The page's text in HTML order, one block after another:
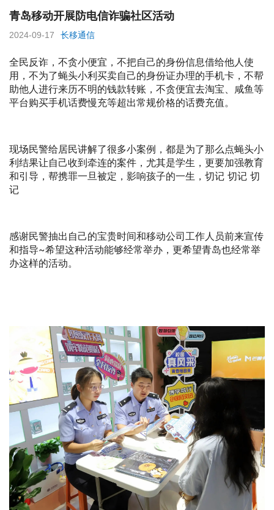
青岛移动开展防电信诈骗社区活动
2024-09-17 长移通信
全民反诈，不贪小便宜，不把自己的身份信息借给他人使
用，不为了蝇头小利买卖自己的身份证办理的手机卡，不帮
助他人进行来历不明的钱款转账，不贪便宜去淘宝、咸鱼等
平台购买手机话费慢充等超出常规价格的话费充值。
现场民警给居民讲解了很多小案例，都是为了那么点蝇头小
利结果让自己收到牵连的案件，尤其是学生，更要加强教育
和引导，帮携罪一旦被定，影响孩子的一生，切记 切记 切
记
感谢民警抽出自己的宝贵时间和移动公司工作人员前来宣传
和指导~希望这种活动能够经常举办，更希望青岛也经常举
办这样的活动。